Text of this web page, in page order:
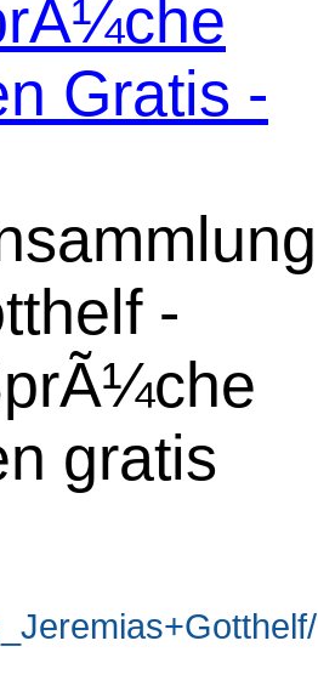
Gratis -
-
gratis